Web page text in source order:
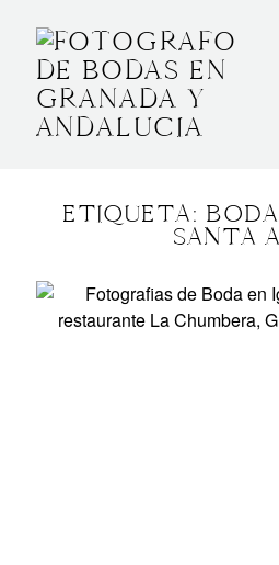
ETIQUETA:
SANTA